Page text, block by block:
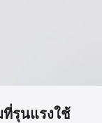
ที่รุนแรงใช้